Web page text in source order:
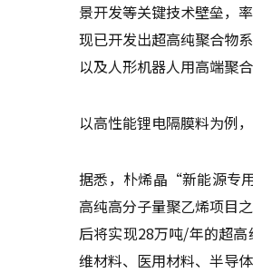
景开发等关键技术壁垒，
现已开发出超高纯聚合物
以及人形机器人用高端聚合
以高性能锂电隔膜料为例
据悉，朴烯晶“新能源专
高纯高分子量聚乙烯项目
后将实现28万吨/年的超
维材料、医用材料、半导